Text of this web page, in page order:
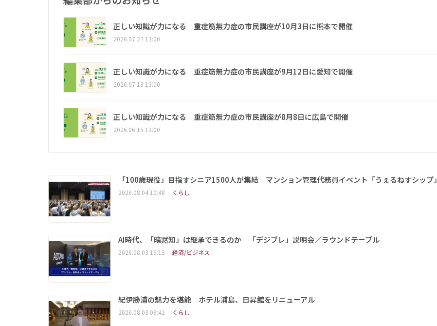
正しい知識が力になる 重症筋無力症の市民講座が10月3日に熊本で開催
2026.07.27 13:00
正しい知識が力になる 重症筋無力症の市民講座が9月12日に愛知で開催
2026.07.13 13:00
正しい知識が力になる 重症筋無力症の市民講座が8月8日に広島で開催
2026.06.15 13:00
「100歳現役」目指すシニア1500人が集結 マンション管理代務員イベント「うぇるねすシップ」
2026.08.04 10:48 くらし
AI時代、「暗黙知」は継承できるのか 「デジブレ」説明会／ラウンドテーブル
2026.08.03 15:15 経済/ビジネス
紀伊勝浦の魅力を堪能 ホテル浦島、日昇館をリニューアル
2026.08.03 09:41 くらし